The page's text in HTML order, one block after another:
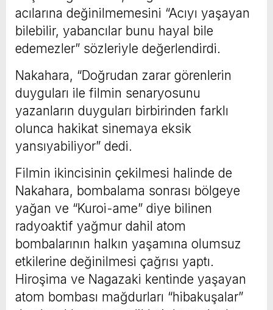
acılarına değinilmemesini “Acıyı yaşayan
bilebilir, yabancılar bunu hayal bile
edemezler” sözleriyle değerlendirdi.
Nakahara, “Doğrudan zarar görenlerin
duyguları ile filmin senaryosunu
yazanların duyguları birbirinden farklı
olunca hakikat sinemaya eksik
yansıyabiliyor” dedi.
Filmin ikincisinin çekilmesi halinde de
Nakahara, bombalama sonrası bölgeye
yağan ve “Kuroi-ame” diye bilinen
radyoaktif yağmur dahil atom
bombalarının halkın yaşamına olumsuz
etkilerine değinilmesi çağrısı yaptı.
Hiroşima ve Nagazaki kentinde yaşayan
atom bombası mağdurları “hibakuşalar”